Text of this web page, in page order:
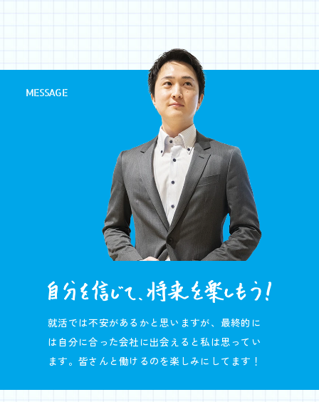
MESSAGE
就活では不安があるかと思いますが、最終的に
は自分に合った会社に出会えると私は思ってい
ます。皆さんと働けるのを楽しみにしてます！